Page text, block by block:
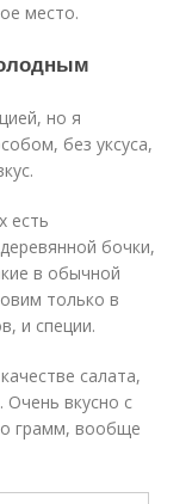
место.
но я
без уксуса,
есть
бочки,
в обычной
только в
и специи.
салата,
Очень вкусно с
грамм, вообще